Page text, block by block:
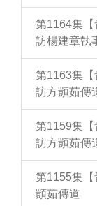
第1164集【
訪楊建章執
第1163集【
訪方顗茹傳
第1159集【
訪方顗茹傳
第1155集
顗茹傳道